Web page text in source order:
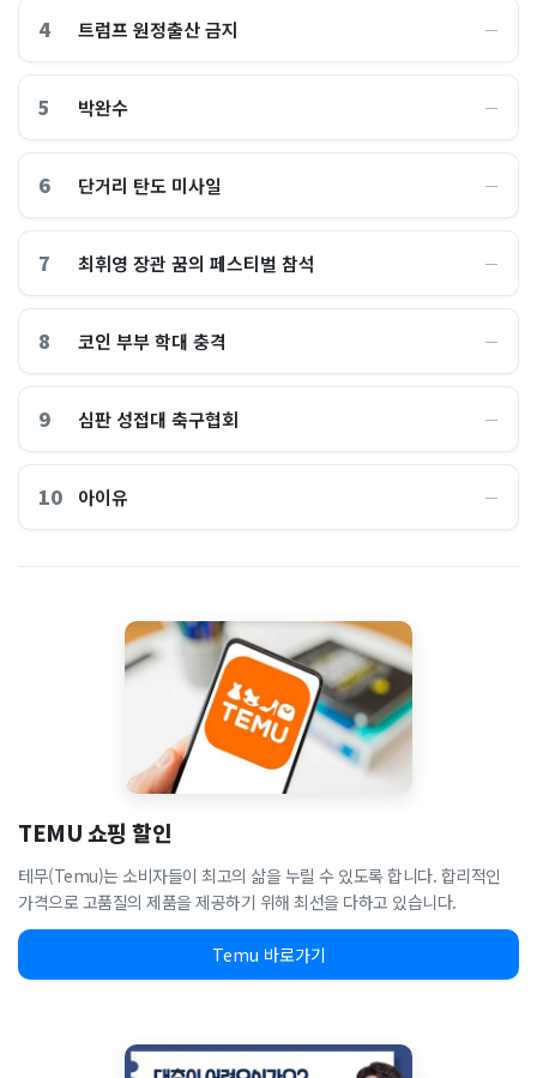
4 트럼프 원정출산 금지 ―
5 박완수 ―
6 단거리 탄도 미사일 ―
7 최휘영 장관 꿈의 페스티벌 참석 ―
8 코인 부부 학대 충격 ―
9 심판 성접대 축구협회 ―
10 아이유 ―
TEMU 쇼핑 할인
테무(Temu)는 소비자들이 최고의 삶을 누릴 수 있도록 합니다. 합리적인
가격으로 고품질의 제품을 제공하기 위해 최선을 다하고 있습니다.
Temu 바로가기